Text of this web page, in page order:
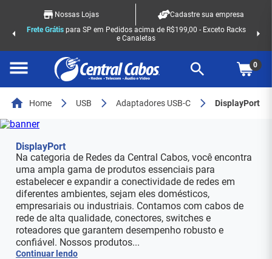
Nossas Lojas
Cadastre sua empresa
Frete Grátispara SP em Pedidos acima de R$199,00 - Exceto Racks
e Canaletas
0
Home USB Adaptadores USB-C DisplayPort
DisplayPort
Na categoria de Redes da Central Cabos, você encontra
uma ampla gama de produtos essenciais para
estabelecer e expandir a conectividade de redes em
diferentes ambientes, sejam eles domésticos,
empresariais ou industriais. Contamos com cabos de
rede de alta qualidade, conectores, switches e
roteadores que garantem desempenho robusto e
confiável. Nossos produtos...
Continuar lendo